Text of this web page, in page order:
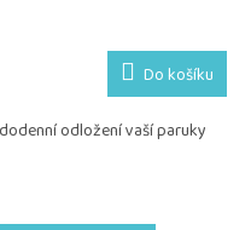
Do košíku
odložení vaší paruky